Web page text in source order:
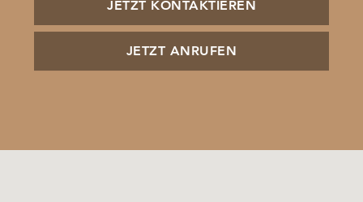
JETZT KONTAKTIEREN
JETZT ANRUFEN